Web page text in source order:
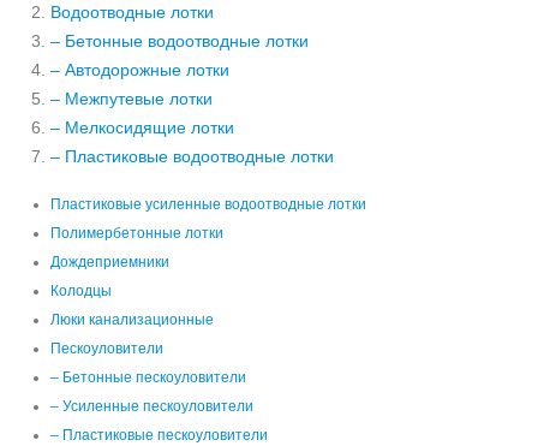
Водоотводные лотки
– Бетонные водоотводные лотки
– Автодорожные лотки
– Межпутевые лотки
– Мелкосидящие лотки
– Пластиковые водоотводные лотки
Пластиковые усиленные водоотводные лотки
Полимербетонные лотки
Дождеприемники
Колодцы
Люки канализационные
Пескоуловители
– Бетонные пескоуловители
– Усиленные пескоуловители
– Пластиковые пескоуловители